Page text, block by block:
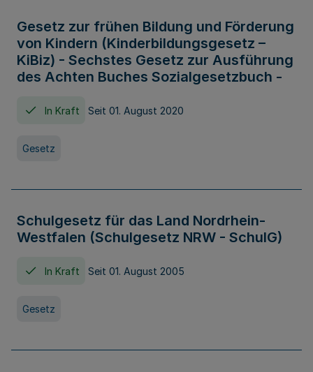
Gesetz zur frühen Bildung und Förderung
von Kindern (Kinderbildungsgesetz –
KiBiz) - Sechstes Gesetz zur Ausführung
des Achten Buches Sozialgesetzbuch -
In Kraft Seit 01. August 2020
Gesetz
Schulgesetz für das Land Nordrhein-
Westfalen (Schulgesetz NRW - SchulG)
In Kraft Seit 01. August 2005
Gesetz